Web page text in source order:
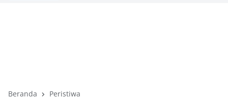
Beranda Peristiwa